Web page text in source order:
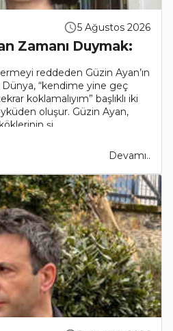
5 Ağustos 2026
Zamanı Duymak:
reddeden Güzin Ayan’ın
Dünya, “kendime yine geç
koklamalıyım” başlıklı iki
oluşur. Güzin Ayan,
şi..
Devamı..